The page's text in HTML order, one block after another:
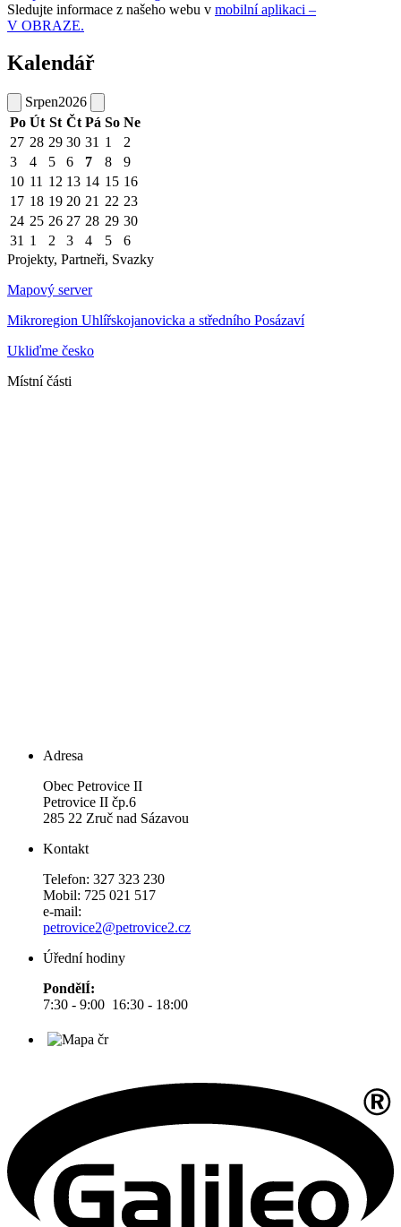
Sledujte informace z našeho webu v mobilní aplikaci –
V OBRAZE.
Kalendář
Srpen2026
Po Út St Čt Pá So Ne
27 28 29 30 31 1
2
3
4 5 6 7 8
9
10 11 12 13 14 15 16
17 18 19 20 21 22 23
24 25 26 27 28 29 30
31 1 2 3 4 5
6
Projekty, Partneři, Svazky
Mapový server
Mikroregion Uhlířskojanovicka a středního Posázaví
Ukliďme česko
Místní části
Adresa
Obec Petrovice II
Petrovice II čp.6
285 22 Zruč nad Sázavou
Kontakt
Telefon: 327 323 230
Mobil: 725 021 517
e-mail:
petrovice2@petrovice2.cz
Úřední hodiny
PondělÍ:
7:30 - 9:00 16:30 - 18:00